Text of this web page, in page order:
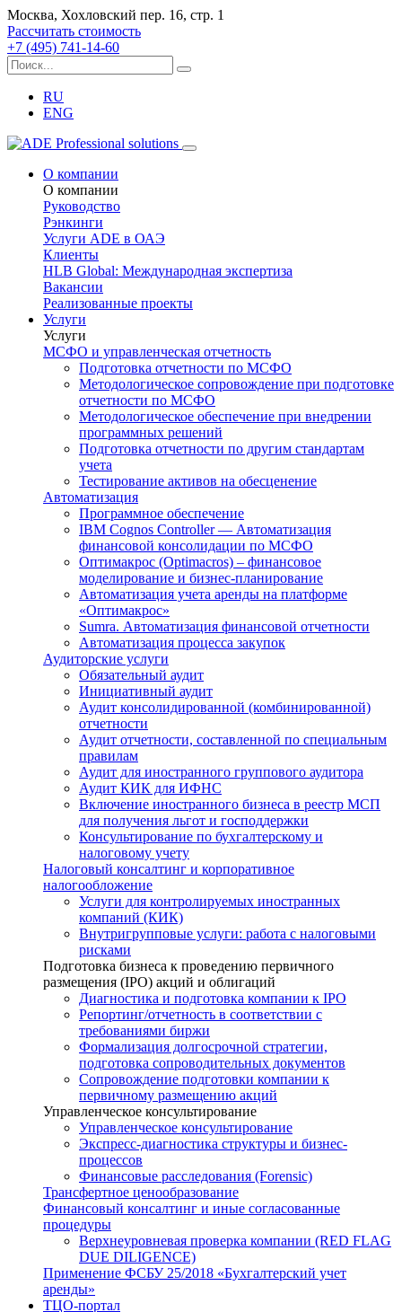
Москва, Хохловский пер. 16, стр. 1
Рассчитать стоимость
+7 (495) 741-14-60
RU
ENG
О компании
О компании
Руководство
Рэнкинги
Услуги ADE в ОАЭ
Клиенты
HLB Global: Международная экспертиза
Вакансии
Реализованные проекты
Услуги
Услуги
МСФО и управленческая отчетность
Подготовка отчетности по МСФО
Методологическое сопровождение при подготовке
отчетности по МСФО
Методологическое обеспечение при внедрении
программных решений
Подготовка отчетности по другим стандартам
учета
Тестирование активов на обесценение
Автоматизация
Программное обеспечение
IBM Cognos Controller — Автоматизация
финансовой консолидации по МСФО
Оптимакрос (Optimacros) – финансовое
моделирование и бизнес-планирование
Автоматизация учета аренды на платформе
«Оптимакрос»
Sumra. Автоматизация финансовой отчетности
Автоматизация процесса закупок
Аудиторские услуги
Обязательный аудит
Инициативный аудит
Аудит консолидированной (комбинированной)
отчетности
Аудит отчетности, составленной по специальным
правилам
Аудит для иностранного группового аудитора
Аудит КИК для ИФНС
Включение иностранного бизнеса в реестр МСП
для получения льгот и господдержки
Консультирование по бухгалтерскому и
налоговому учету
Налоговый консалтинг и корпоративное
налогообложение
Услуги для контролируемых иностранных
компаний (КИК)
Внутригрупповые услуги: работа с налоговыми
рисками
Подготовка бизнеса к проведению первичного
размещения (IPO) акций и облигаций
Диагностика и подготовка компании к IPO
Репортинг/отчетность в соответствии с
требованиями биржи
Формализация долгосрочной стратегии,
подготовка сопроводительных документов
Сопровождение подготовки компании к
первичному размещению акций
Управленческое консультирование
Управленческое консультирование
Экспресс-диагностика структуры и бизнес-
процессов
Финансовые расследования (Forensic)
Трансфертное ценообразование
Финансовый консалтинг и иные согласованные
процедуры
Верхнеуровневая проверка компании (RED FLAG
DUE DILIGENCE)
Применение ФСБУ 25/2018 «Бухгалтерский учет
аренды»
ТЦО-портал